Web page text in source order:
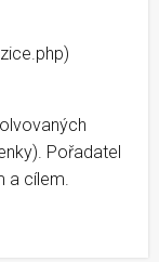
Pořadatel
a cílem.